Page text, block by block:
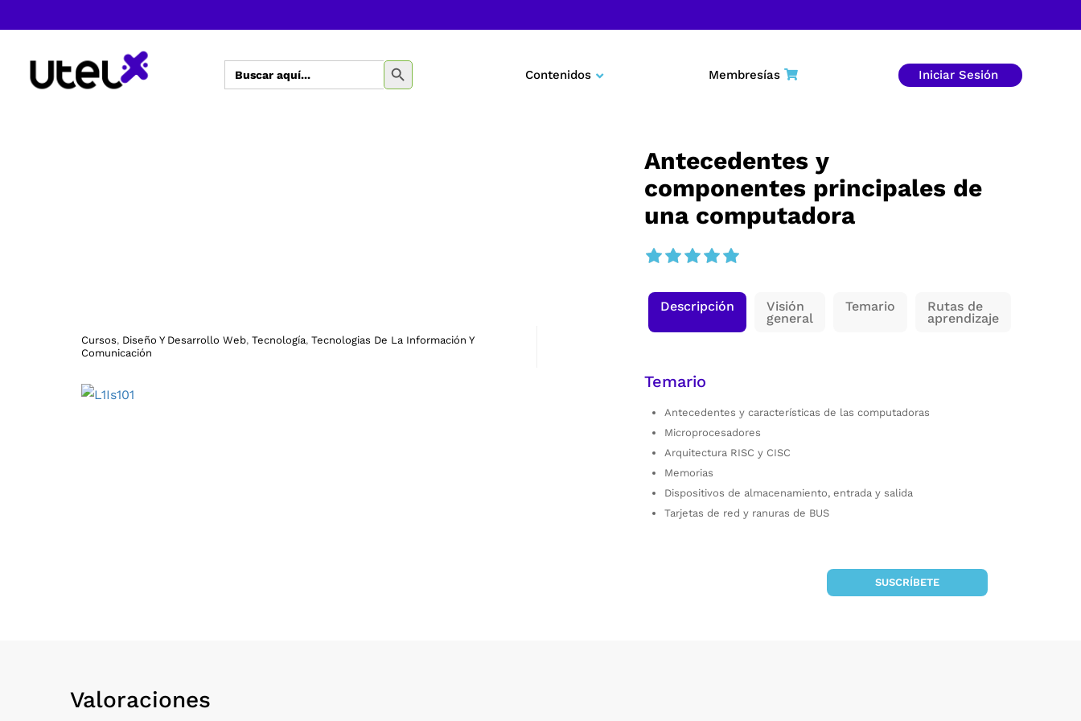
Buscar: BOTÓN DE BÚSQUEDA
Contenidos Membresías Iniciar Sesión
Cursos, Diseño Y Desarrollo Web, Tecnología, Tecnologias De La Información Y
Comunicación
Antecedentes y
componentes principales de
una computadora
Descripción Visión
general
Temario Rutas de
aprendizaje
Temario
Antecedentes y características de las computadoras
Microprocesadores
Arquitectura RISC y CISC
Memorias
Dispositivos de almacenamiento, entrada y salida
Tarjetas de red y ranuras de BUS
SUSCRÍBETE
Valoraciones